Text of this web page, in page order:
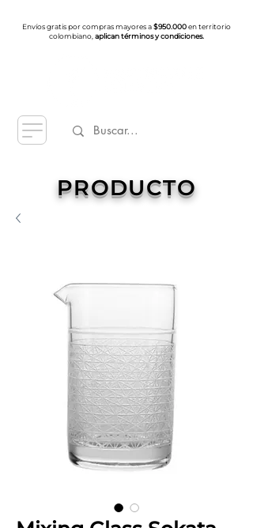
Envíos gratis por compras mayores a$950.000en territorio
colombiano, aplican términos y condiciones.
PRODUCTO